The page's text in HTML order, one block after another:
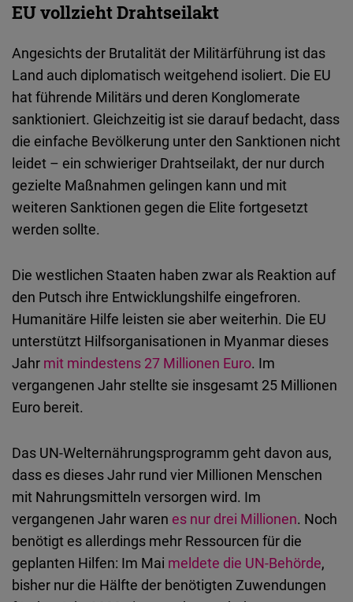
EU vollzieht Drahtseilakt
Angesichts der Brutalität der Militärführung ist das
Land auch diplomatisch weitgehend isoliert. Die EU
hat führende Militärs und deren Konglomerate
sanktioniert. Gleichzeitig ist sie darauf bedacht, dass
die einfache Bevölkerung unter den Sanktionen nicht
leidet – ein schwieriger Drahtseilakt, der nur durch
gezielte Maßnahmen gelingen kann und mit
weiteren Sanktionen gegen die Elite fortgesetzt
werden sollte.
Die westlichen Staaten haben zwar als Reaktion auf
den Putsch ihre Entwicklungshilfe eingefroren.
Humanitäre Hilfe leisten sie aber weiterhin. Die EU
unterstützt Hilfsorganisationen in Myanmar dieses
Jahr mit mindestens 27 Millionen Euro. Im
vergangenen Jahr stellte sie insgesamt 25 Millionen
Euro bereit.
Das UN-Welternährungsprogramm geht davon aus,
dass es dieses Jahr rund vier Millionen Menschen
mit Nahrungsmitteln versorgen wird. Im
vergangenen Jahr waren es nur drei Millionen. Noch
benötigt es allerdings mehr Ressourcen für die
geplanten Hilfen: Im Mai meldete die UN-Behörde,
bisher nur die Hälfte der benötigten Zuwendungen